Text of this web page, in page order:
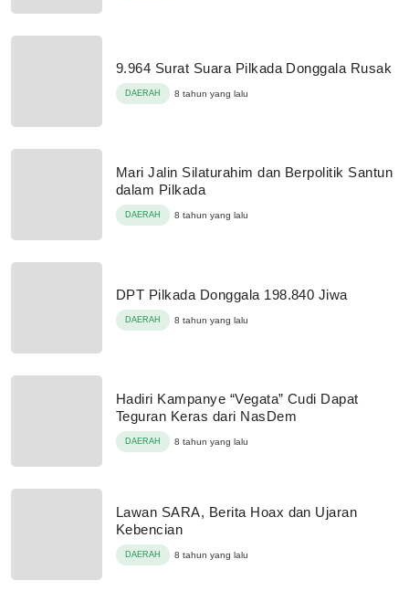
9.964 Surat Suara Pilkada Donggala Rusak
DAERAH 8 tahun yang lalu
Mari Jalin Silaturahim dan Berpolitik Santun
dalam Pilkada
DAERAH 8 tahun yang lalu
DPT Pilkada Donggala 198.840 Jiwa
DAERAH 8 tahun yang lalu
Hadiri Kampanye “Vegata” Cudi Dapat
Teguran Keras dari NasDem
DAERAH 8 tahun yang lalu
Lawan SARA, Berita Hoax dan Ujaran
Kebencian
DAERAH 8 tahun yang lalu